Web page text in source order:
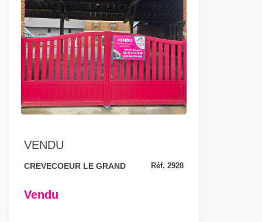
VENDU
CREVECOEUR LE GRAND Réf. 2928
Vendu